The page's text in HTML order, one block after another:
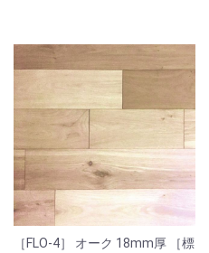
［FLO-4］ オーク 18mm厚 ［標